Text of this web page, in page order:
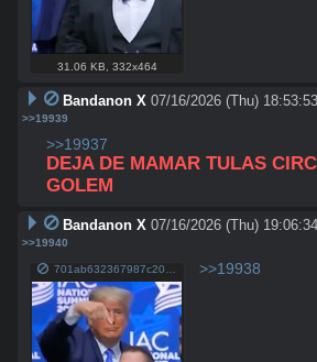
31.06 KB 332x464
Bandanon X 07/16/2026 (Thu) 18:53:53
>>19939
>>19937
DEJA DE MAMAR TULAS
GOLEM
Bandanon X 07/16/2026 (Thu) 19:06:34
>>19940
701ab632367987c20e02d24e8f9898d9db7ac31652348911ffd9d288c6e4b780.jpg >>19938